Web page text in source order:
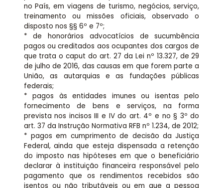
no País, em viagens de turismo, negócios, serviço,
treinamento ou missões oficiais, observado o
disposto nos §§ 6º e 7º;
* de honorários advocatícios de sucumbência
pagos ou creditados aos ocupantes dos cargos de
que trata o caput do art. 27 da Lei nº 13.327, de 29
de julho de 2016, das causas em que forem parte a
União, as autarquias e as fundações públicas
federais;
* pagos às entidades imunes ou isentas pelo
fornecimento de bens e serviços, na forma
prevista nos incisos III e IV do art. 4º e no § 3º do
art. 37 da Instrução Normativa RFB nº 1.234, de 2012;
* pagos em cumprimento de decisão da Justiça
Federal, ainda que esteja dispensada a retenção
do imposto nas hipóteses em que o beneficiário
declarar à instituição financeira responsável pelo
pagamento que os rendimentos recebidos são
isentos ou não tributáveis ou em que a pessoa